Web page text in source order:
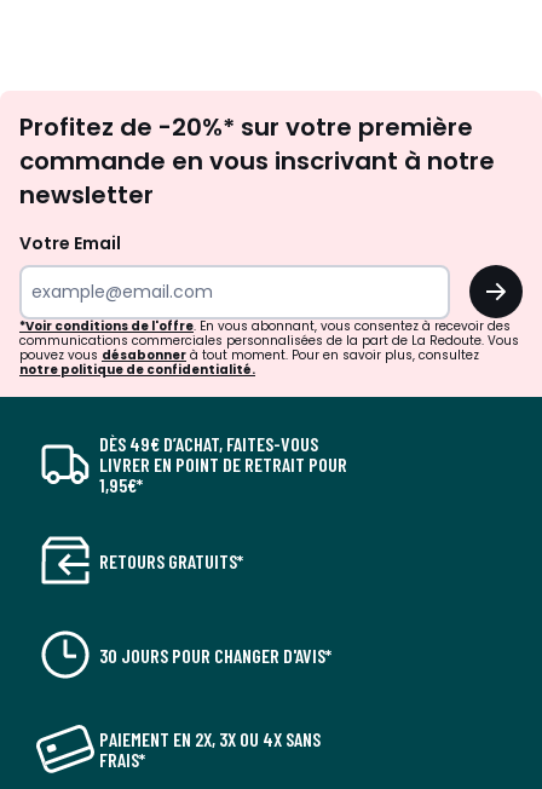
newsletter
Profitez de -20%* sur votre première
commande en vous inscrivant à notre
newsletter
Votre Email
OK
*Voir conditions de l'offre. En vous abonnant, vous consentez à recevoir des
communications commerciales personnalisées de la part de La Redoute. Vous
pouvez vous désabonner à tout moment. Pour en savoir plus, consultez
notre politique de confidentialité.
DÈS 49€ D’ACHAT, FAITES-VOUS
LIVRER EN POINT DE RETRAIT POUR
1,95€*
RETOURS GRATUITS*
30 JOURS POUR CHANGER D'AVIS*
PAIEMENT EN 2X, 3X OU 4X SANS
FRAIS*